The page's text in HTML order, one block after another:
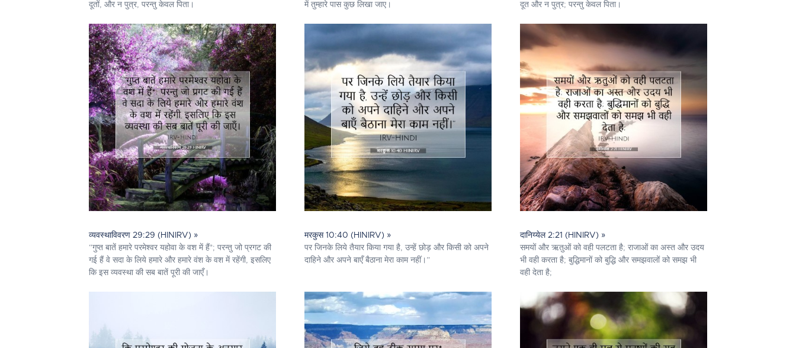
दूतों, और न पुत्र, परन्तु केवल पिता।
में तुम्हारे पास कुछ लिखा जाए।
दूत और न पुत्र; परन्तु केवल पिता।
व्यवस्थाविवरण 29:29 (HINIRV) »
“गुप्त बातें हमारे परमेश्‍वर यहोवा के वश में हैं*; परन्तु जो प्रगट की
गई हैं वे सदा के लिये हमारे और हमारे वंश के वश में रहेंगी, इसलिए
कि इस व्यवस्था की सब बातें पूरी की जाएँ।
मरकुस 10:40 (HINIRV) »
पर जिनके लिये तैयार किया गया है, उन्हें छोड़ और किसी को अपने
दाहिने और अपने बाएँ बैठाना मेरा काम नहीं।”
दानिय्येल 2:21 (HINIRV) »
समयों और ऋतुओं को वही पलटता है; राजाओं का अस्त और उदय
भी वही करता है; बुद्धिमानों को बुद्धि और समझवालों को समझ भी
वही देता है;